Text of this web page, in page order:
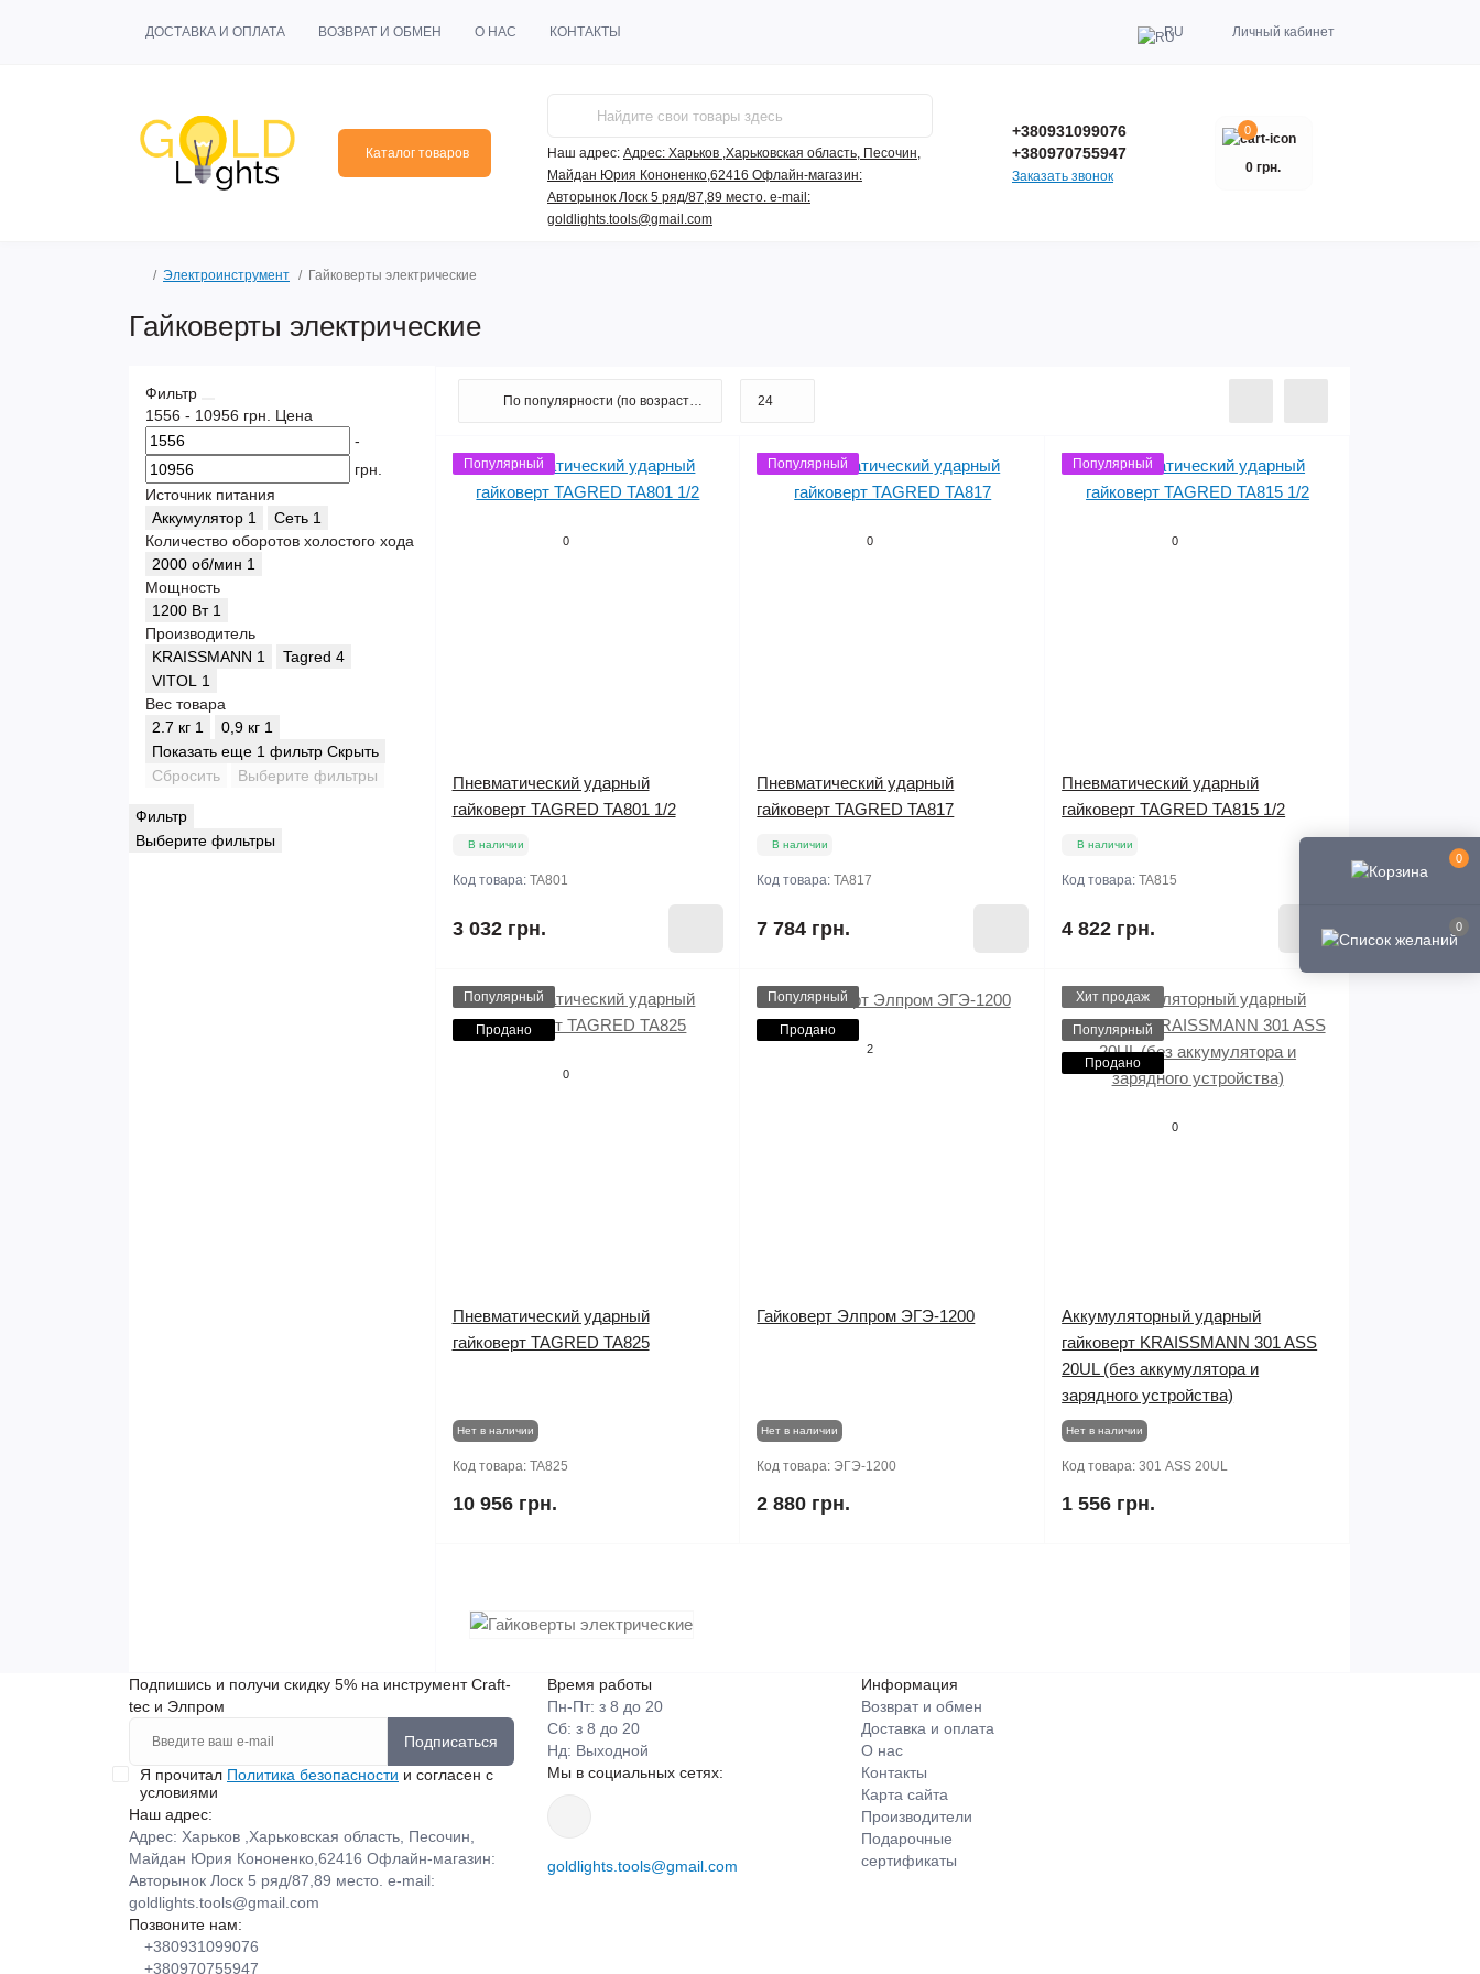
0
0
ДОСТАВКА И ОПЛАТА ВОЗВРАТ И ОБМЕН О НАС КОНТАКТЫ RU Личный кабинет
Каталог товаров Наш адрес: Адрес: Харьков ,Харьковская область, Песочин,
Майдан Юрия Кононенко,62416 Офлайн-магазин:
Авторынок Лоск 5 ряд/87,89 место. e-mail:
goldlights.tools@gmail.com
+380931099076
+380970755947
Заказать звонок
0
0 грн.
Электроинструмент Гайковерты электрические
Гайковерты электрические
Фильтр
1556 - 10956 грн. Цена
-
грн.
Источник питания
Аккумулятор 1 Сеть 1
Количество оборотов холостого хода
2000 об/мин 1
Мощность
1200 Вт 1
Производитель
KRAISSMANN 1 Tagred 4
VITOL
1
Вес товара
2.7 кг 1 0,9 кг 1
Показать еще 1 фильтр Скрыть
Сбросить
Выберите фильтры
Фильтр
Выберите фильтры
Популярный
0
Пневматический ударный
гайковерт TAGRED TA801 1/2
В наличии
Код товара: TA801
3 032 грн.
Популярный
0
Пневматический ударный
гайковерт TAGRED TA817
В наличии
Код товара:TA817
7 784 грн.
Популярный
0
Пневматический ударный
гайковерт TAGRED TA815 1/2
В наличии
Код товара:TA815
4 822 грн.
Популярный
Продано
0
Пневматический ударный
гайковерт TAGRED TA825
Нет в наличии
Код товара: TA825
10 956 грн.
Популярный
Продано
2
Гайковерт Элпром ЭГЭ-1200
Нет в наличии
Код товара: ЭГЭ-1200
2 880 грн.
Хит продаж
Популярный
Продано
0
Аккумуляторный ударный
гайковерт KRAISSMANN 301 ASS
20UL (без аккумулятора и
зарядного устройства)
Нет в наличии
Код товара:301 ASS 20UL
1 556 грн.
Подпишись и получи скидку 5% на инструмент Craft-
tec и Элпром
Подписаться
Я прочитал Политика безопасности и согласен с
условиями
Наш адрес:
Адрес: Харьков ,Харьковская область, Песочин,
Майдан Юрия Кононенко,62416 Офлайн-магазин:
Авторынок Лоск 5 ряд/87,89 место. e-mail:
goldlights.tools@gmail.com
Позвоните нам:
+380931099076
+380970755947
Время работы
Пн-Пт: з 8 до 20
Сб: з 8 до 20
Нд: Выходной
Мы в социальных сетях:
goldlights.tools@gmail.com
Информация
Возврат и обмен
Доставка и оплата
О нас
Контакты
Карта сайта
Производители
Подарочные
сертификаты